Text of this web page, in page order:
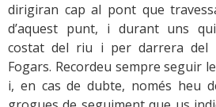
dirigiran cap al pont que
d’aquest punt, i durant uns
costat del riu i per darrera del
Fogars. Recordeu sempre seguir
i, en cas de dubte, només heu